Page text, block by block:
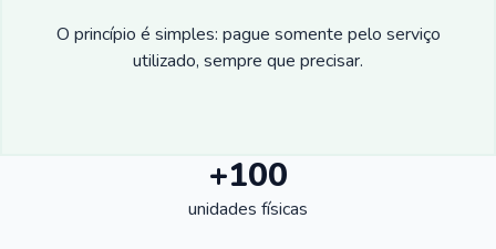
O princípio é simples: pague somente pelo serviço
utilizado, sempre que precisar.
+100
unidades físicas